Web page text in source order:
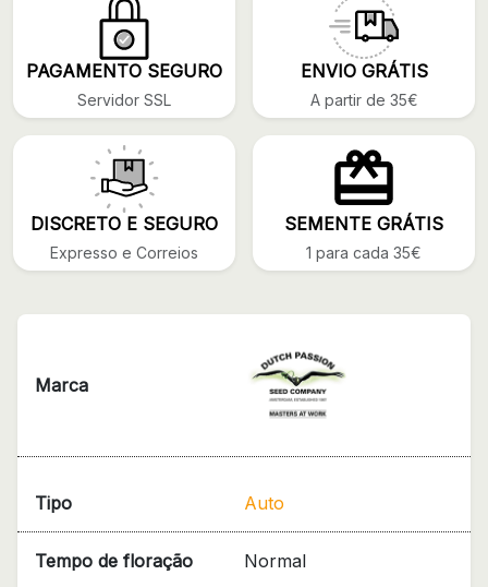
PAGAMENTO SEGURO
Servidor SSL
ENVIO GRÁTIS
A partir de 35€
DISCRETO E SEGURO
Expresso e Correios
SEMENTE GRÁTIS
1 para cada 35€
Marca
Tipo Auto
Tempo de floração Normal